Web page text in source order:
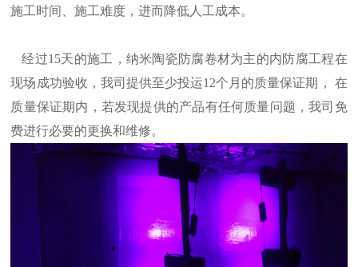
施工时间、施工难度，进而降低人工成本。
经过15天的施工， 纳米陶瓷防腐卷材为主的内防腐工程在
现场 成功验收 ， 我司 提供至少投运12个月的质量保证期， 在
质量保证期内，若发现提供的产品有任何质量问题，我司 免
费进行必要的更换和维修。